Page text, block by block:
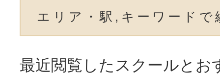
エリア・駅,キーワードで
最近閲覧したスクールとお